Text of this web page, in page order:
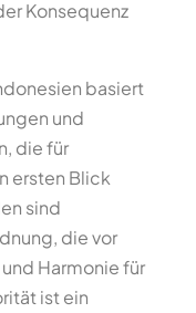
Konsequenz
basiert
und
die für
ersten Blick
sind
die vor
Harmonie für
ist ein